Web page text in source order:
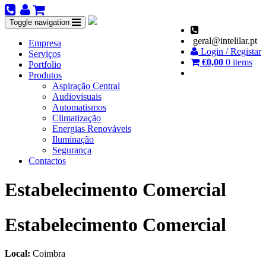
geral@intelilar.pt
Login / Registar
€0,00 0 items
Toggle navigation
Empresa
Serviços
Portfolio
Produtos
Aspiração Central
Audiovisuais
Automatismos
Climatização
Energias Renováveis
Iluminação
Segurança
Contactos
Estabelecimento Comercial
Estabelecimento Comercial
Local: Coimbra